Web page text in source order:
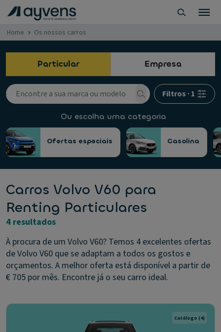
Home Os nossos carros
Particular Empresa
Filtros ·1
Ou escolha uma categoria
Ofertas especiais Gasolina
Carros Volvo V60 para
Renting Particulares
4 resultados
À procura de um Volvo V60? Temos 4 excelentes ofertas
de Volvo V60 que se adaptam a todos os gostos e
orçamentos. A melhor oferta está disponível a partir de
€ 705 por mês. Encontre já o seu carro ideal.
Catálogo (4)